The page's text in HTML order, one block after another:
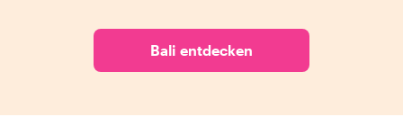
Bali entdecken